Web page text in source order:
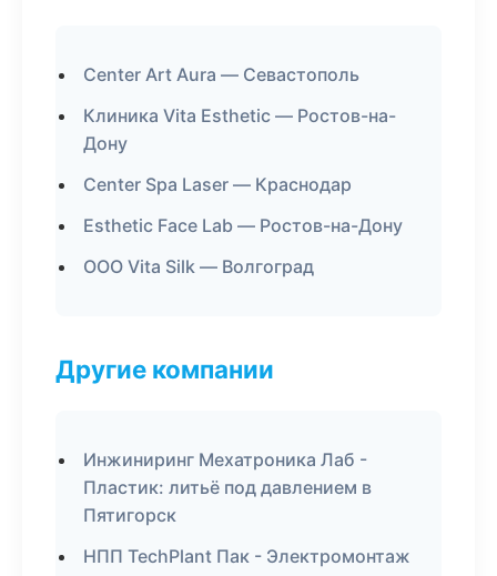
Center Art Aura — Севастополь
Клиника Vita Esthetic — Ростов-на-
Дону
Center Spa Laser — Краснодар
Esthetic Face Lab — Ростов-на-Дону
ООО Vita Silk — Волгоград
Другие компании
Инжиниринг Мехатроника Лаб -
Пластик: литьё под давлением в
Пятигорск
НПП TechPlant Пак - Электромонтаж